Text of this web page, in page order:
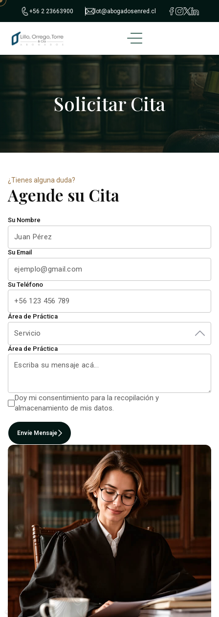
+56 2 23663900 lot@abogadosenred.cl
Solicitar Cita
¿Tienes alguna duda?
Agende su Cita
Su Nombre
Su Email
Su Teléfono
Área de Práctica
Servicio
Área de Práctica
Doy mi consentimiento para la recopilación y
almacenamiento de mis datos.
Envíe Mensaje